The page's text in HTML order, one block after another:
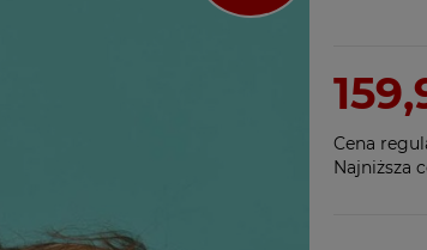
Cena
Najniższa